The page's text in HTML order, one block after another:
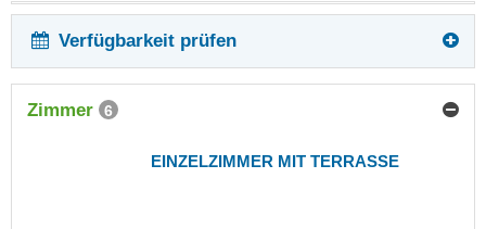
Verfügbarkeit prüfen
Zimmer 6
EINZELZIMMER MIT TERRASSE